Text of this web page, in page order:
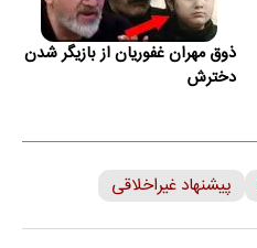
ذوق مهران غفوریان از بازیگر شدن
دخترش
پیشنهاد غیراخلاقی